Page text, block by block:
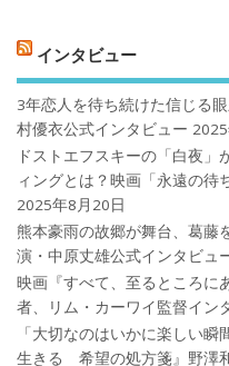
インタビュー
3年恋人を待ち続けた信じる
村優衣公式インタビュー
ドストエフスキーの「白夜
ィングとは？映画「永遠の待
2025年8月20日
熊本豪雨の故郷が舞台、葛藤
演・中原丈雄公式インタビュ
映画『すべて、至るところに
者、リム・カーワイ監督イン
「大切なのはいかに楽しい
生きる 希望の処方箋』野澤